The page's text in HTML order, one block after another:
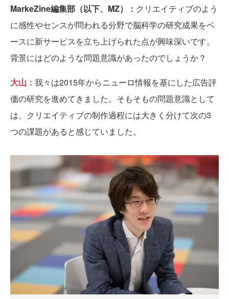
MarkeZine編集部（以下、MZ）： クリエイティブのよう
に感性やセンスが問われる分野で脳科学の研究成果をベ
ースに新サービスを立ち上げられた点が興味深いです。
背景にはどのような問題意識があったのでしょうか？
大山： 我々は2015年からニューロ情報を基にした広告評
価の研究を進めてきました。そもそもの問題意識として
は、クリエイティブの制作過程には大きく分けて次の3
つの課題があると感じていました。